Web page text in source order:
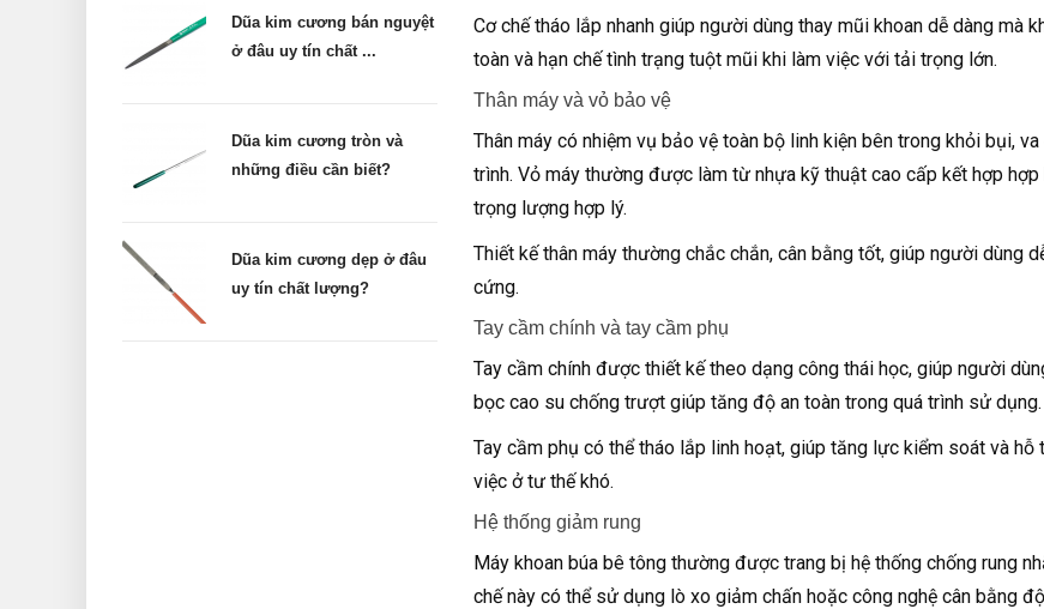
Cơ chế tháo lắp nhanh giúp người dùng thay mũi khoan dễ dàng mà
toàn và hạn chế tình trạng tuột mũi khi làm việc với tải trọng lớn.
Thân máy và vỏ bảo vệ
Thân máy có nhiệm vụ bảo vệ toàn bộ linh kiện bên trong khỏi bụi,
trình. Vỏ máy thường được làm từ nhựa kỹ thuật cao cấp kết hợp
trọng lượng hợp lý.
Thiết kế thân máy thường chắc chắn, cân bằng tốt, giúp người dùng
cứng.
Tay cầm chính và tay cầm phụ
Tay cầm chính được thiết kế theo dạng công thái học, giúp người
bọc cao su chống trượt giúp tăng độ an toàn trong quá trình sử dụng.
Tay cầm phụ có thể tháo lắp linh hoạt, giúp tăng lực kiểm soát và
việc ở tư thế khó.
Hệ thống giảm rung
Máy khoan búa bê tông thường được trang bị hệ thống chống rung
chế này có thể sử dụng lò xo giảm chấn hoặc công nghệ cân bằng
Dũa kim cương bán nguyệt
ở đâu uy tín chất ...
Dũa kim cương tròn và
những điều cần biết?
Dũa kim cương dẹp ở đâu
uy tín chất lượng?